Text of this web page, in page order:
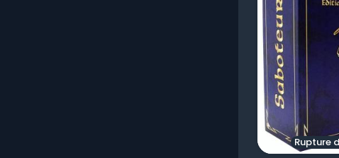
Rupture